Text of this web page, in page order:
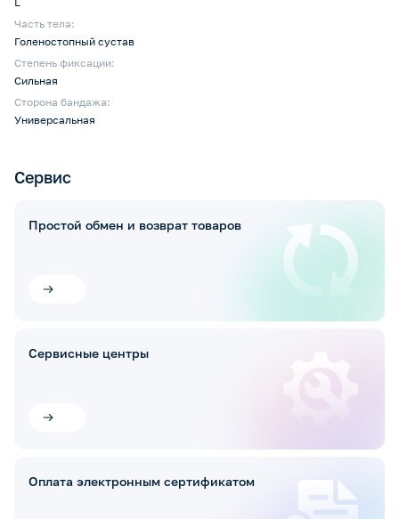
Часть тела:
Голеностопный сустав
Степень фиксации:
Сильная
Сторона бандажа:
Универсальная
Сервис
Простой обмен и возврат товаров
Сервисные центры
Оплата электронным сертификатом